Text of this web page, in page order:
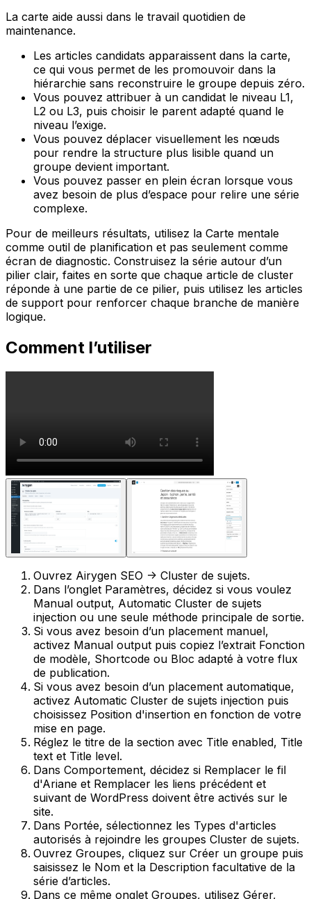
La carte aide aussi dans le travail quotidien de
maintenance.
Les articles candidats apparaissent dans la carte,
ce qui vous permet de les promouvoir dans la
hiérarchie sans reconstruire le groupe depuis zéro.
Vous pouvez attribuer à un candidat le niveau L1,
L2 ou L3, puis choisir le parent adapté quand le
niveau l’exige.
Vous pouvez déplacer visuellement les nœuds
pour rendre la structure plus lisible quand un
groupe devient important.
Vous pouvez passer en plein écran lorsque vous
avez besoin de plus d’espace pour relire une série
complexe.
Pour de meilleurs résultats, utilisez la Carte mentale
comme outil de planification et pas seulement comme
écran de diagnostic. Construisez la série autour d’un
pilier clair, faites en sorte que chaque article de cluster
réponde à une partie de ce pilier, puis utilisez les articles
de support pour renforcer chaque branche de manière
logique.
Comment l’utiliser
Ouvrez Airygen SEO -> Cluster de sujets.
Dans l’onglet Paramètres, décidez si vous voulez
Manual output, Automatic Cluster de sujets
injection ou une seule méthode principale de sortie.
Si vous avez besoin d’un placement manuel,
activez Manual output puis copiez l’extrait Fonction
de modèle, Shortcode ou Bloc adapté à votre flux
de publication.
Si vous avez besoin d’un placement automatique,
activez Automatic Cluster de sujets injection puis
choisissez Position d'insertion en fonction de votre
mise en page.
Réglez le titre de la section avec Title enabled, Title
text et Title level.
Dans Comportement, décidez si Remplacer le fil
d'Ariane et Remplacer les liens précédent et
suivant de WordPress doivent être activés sur le
site.
Dans Portée, sélectionnez les Types d'articles
autorisés à rejoindre les groupes Cluster de sujets.
Ouvrez Groupes, cliquez sur Créer un groupe puis
saisissez le Nom et la Description facultative de la
série d’articles.
Dans ce même onglet Groupes, utilisez Gérer,